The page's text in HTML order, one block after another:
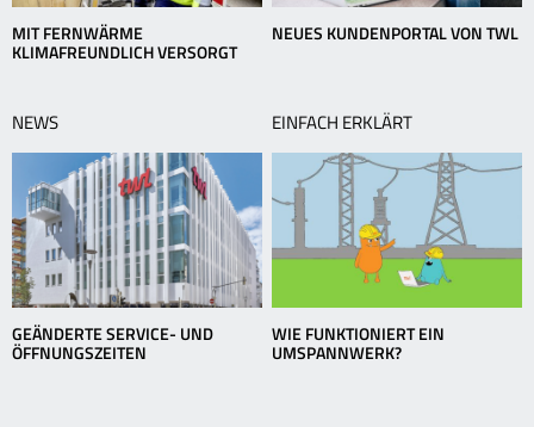
MIT FERNWÄRME
KLIMAFREUNDLICH VERSORGT
NEUES KUNDENPORTAL VON TWL
NEWS
GEÄNDERTE SERVICE- UND
ÖFFNUNGSZEITEN
EINFACH ERKLÄRT
WIE FUNKTIONIERT EIN
UMSPANNWERK?